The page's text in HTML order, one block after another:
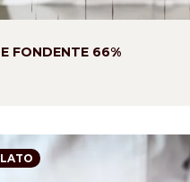
FONDENTE 66%